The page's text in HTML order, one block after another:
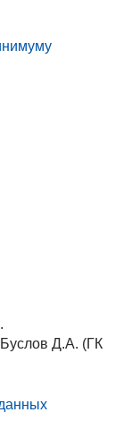
Д.А. (ГК